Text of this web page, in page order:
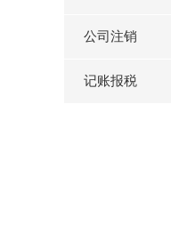
公司注销
记账报税